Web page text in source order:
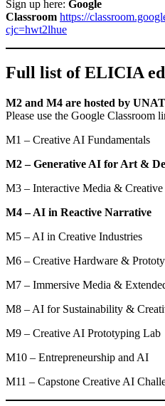
Sign up here: Google
Classroom https://
cjc=hwt2lhue
Full list of ELICIA
M2 and M4 are hosted by
Please use the Google Classroom
M1 – Creative AI Fundamentals
M2 – Generative AI for Art &
M3 – Interactive Media &
M4 – AI in Reactive Narrative
M5 – AI in Creative Industries
M6 – Creative Hardware &
M7 – Immersive Media &
M8 – AI for Sustainability &
M9 – Creative AI Prototyping Lab
M10 – Entrepreneurship and AI
M11 – Capstone Creative AI